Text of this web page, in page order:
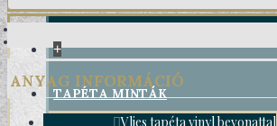
+
TAPÉTA MINTÁK
ANYAG INFORMÁCIÓ
Vlies tapéta vinyl bevonattal